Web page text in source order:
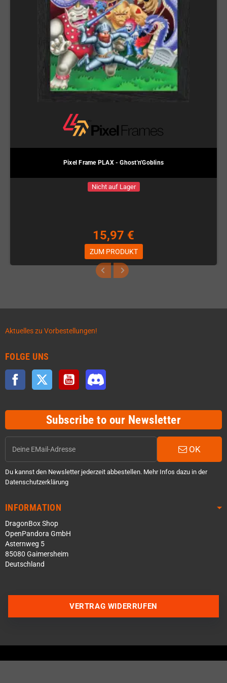
Pixel Frame PLAX - Ghost'n'Goblins
Nicht auf Lager
15,97 €
ZUM PRODUKT
Aktuelles zu Vorbestellungen!
FOLGE UNS
Facebook Twitter YouTube
Subscribe to our Newsletter
OK
Du kannst den Newsletter jederzeit abbestellen. Mehr Infos dazu in der
Datenschutzerklärung
INFORMATION
DragonBox Shop
OpenPandora GmbH
Asternweg 5
85080 Gaimersheim
Deutschland
Über WhatsApp schreiben
VERTRAG WIDERRUFEN